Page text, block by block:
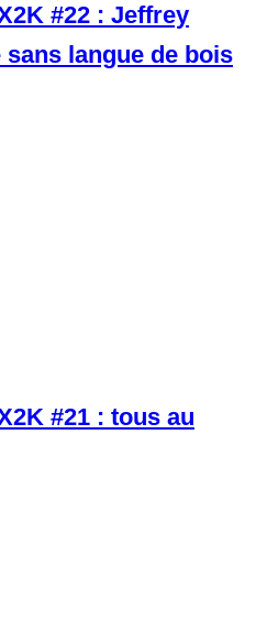
#22 : Jeffrey
langue de bois
#21 : tous au